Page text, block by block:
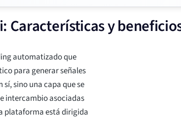
Características y
automatizado que
para generar señales
sino una capa que se
intercambio asociadas
plataforma está dirigida